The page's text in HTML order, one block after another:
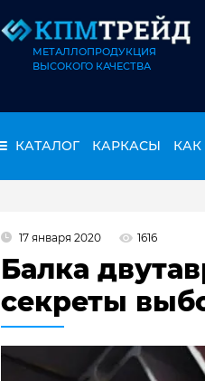
МЕТАЛЛОПРОДУКЦИЯ
ВЫСОКОГО КАЧЕСТВА
КАТАЛОГ КАРКАСЫ
17 января 2020 1616
Балка
секреты